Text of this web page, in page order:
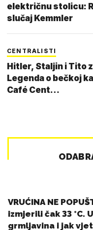
električnu stolicu:
slučaj Kemmler
CENTRALISTI
Hitler, Staljin i Tito
Legenda o bečkoj
Café Cent…